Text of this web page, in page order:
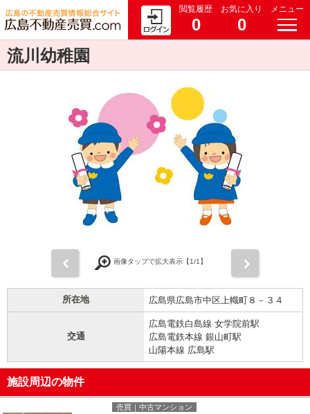
閲覧履歴
0
お気に入り
0
メニュー
流川幼稚園
画像タップで拡大表示【1/1】
所在地 広島県広島市中区上幟町８－３４
交通
広島電鉄白島線 女学院前駅
広島電鉄本線 銀山町駅
山陽本線 広島駅
施設周辺の物件
売買｜中古マンション